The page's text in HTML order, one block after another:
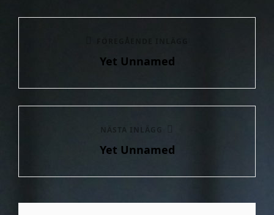
Yet Unnamed
NÄSTA INLÄGG
Yet Unnamed